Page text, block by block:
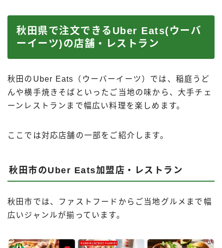
秋田県で注文できるUber Eats(ウーバ
ーイーツ)の店舗・レストラン
秋田のUber Eats（ウーバーイーツ）では、稲庭うど
んや横手焼きそばといったご当地の味から、大手チェ
ーンレストランまで幅広い料理を楽しめます。
ここでは対応店舗の一部をご紹介します。
秋田市のUber Eats加盟店・レストラン
秋田市では、ファストフードからご当地グルメまで幅
広いジャンルが揃っています。